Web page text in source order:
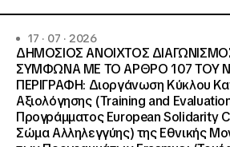
17 · 07 · 2026
ΔΗΜΟΣΙΟΣ ΑΝΟΙΧΤΟΣ
ΣΥΜΦΩΝΑ ΜΕ ΤΟ ΑΡΘΡΟ 107 ΤΟΥ
ΠΕΡΙΓΡΑΦΗ: Διοργάνωση Κύκλου
Αξιολόγησης (Training and
Προγράμματος European Solidarity
Σώμα Αλληλεγγύης) της Εθνικής